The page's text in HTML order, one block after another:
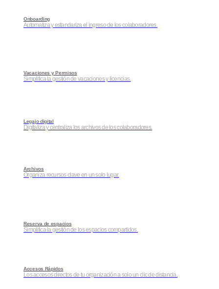
Onboarding
Automatiza y estandariza el ingreso de los colaboradores.
Vacaciones y Permisos
Simplifica la gestión de vacaciones y licencias.
Legajo digital
Digitaliza y centraliza los archivos de los colaboradores.
Archivos
Organiza recursos clave en un solo lugar.
Reserva de espacios
Simplifica la gestión de los espacios compartidos.
Accesos Rápidos
Los accesos directos de tu organización a solo un clic de distancia.